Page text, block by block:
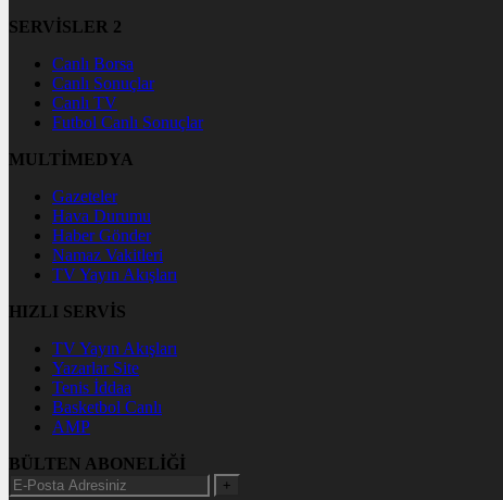
SERVİSLER 2
Canlı Borsa
Canlı Sonuçlar
Canlı TV
Futbol Canlı Sonuçlar
MULTİMEDYA
Gazeteler
Hava Durumu
Haber Gönder
Namaz Vakitleri
TV Yayın Akışları
HIZLI SERVİS
TV Yayın Akışları
Yazarlar Site
Tenis İddaa
Basketbol Canlı
AMP
BÜLTEN ABONELİĞİ
+